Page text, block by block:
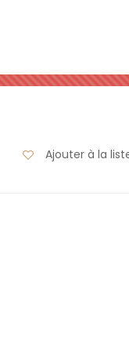
Ajouter à la